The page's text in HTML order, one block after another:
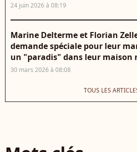
24 juin 2026 à 08:19
Marine Delterme et Florian
demande spéciale pour leur
un "paradis" dans leur maison
30 mars 2026 à 08:08
TOUS LES